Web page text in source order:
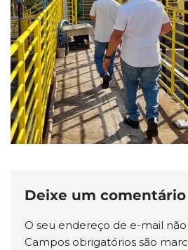
Deixe um comentário
O seu endereço de e-mail
Campos obrigatórios são